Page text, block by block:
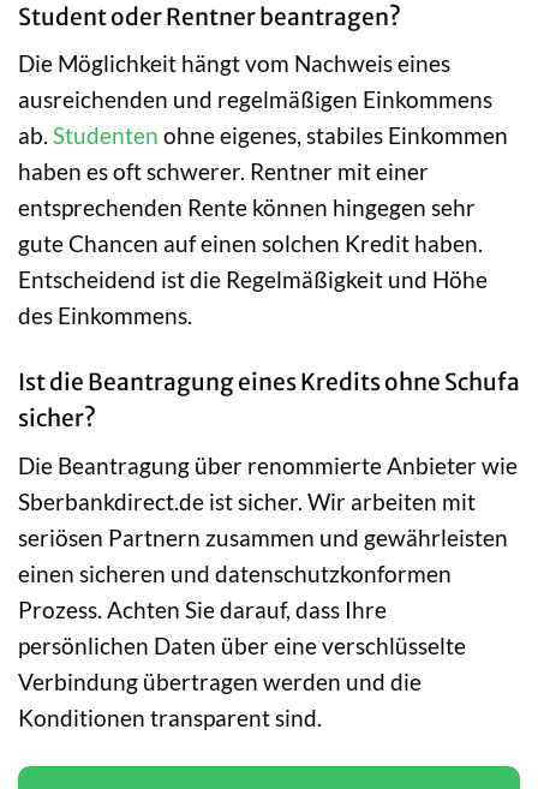
Student oder Rentner beantragen?
Die Möglichkeit hängt vom Nachweis eines
ausreichenden und regelmäßigen Einkommens
ab. Studenten ohne eigenes, stabiles Einkommen
haben es oft schwerer. Rentner mit einer
entsprechenden Rente können hingegen sehr
gute Chancen auf einen solchen Kredit haben.
Entscheidend ist die Regelmäßigkeit und Höhe
des Einkommens.
Ist die Beantragung eines Kredits ohne Schufa
sicher?
Die Beantragung über renommierte Anbieter wie
Sberbankdirect.de ist sicher. Wir arbeiten mit
seriösen Partnern zusammen und gewährleisten
einen sicheren und datenschutzkonformen
Prozess. Achten Sie darauf, dass Ihre
persönlichen Daten über eine verschlüsselte
Verbindung übertragen werden und die
Konditionen transparent sind.